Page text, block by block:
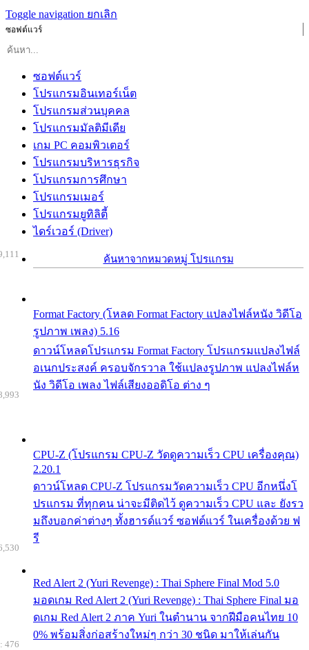
Toggle navigation ยกเลิก
ซอฟต์แวร์
ซอฟต์แวร์
โปรแกรมอินเทอร์เน็ต
โปรแกรมส่วนบุคคล
โปรแกรมมัลติมีเดีย
เกม PC คอมพิวเตอร์
โปรแกรมบริหารธุรกิจ
โปรแกรมการศึกษา
โปรแกรมเมอร์
โปรแกรมยูทิลิตี้
ไดร์เวอร์ (Driver)
ค้นหาจากหมวดหมู่ โปรแกรม
Format Factory (โหลด Format Factory แปลงไฟล์หนัง วิดีโอ
รูปภาพ เพลง) 5.16
ดาวน์โหลดโปรแกรม Format Factory โปรแกรมแปลงไฟล์
อเนกประสงค์ ครอบจักรวาล ใช้แปลงรูปภาพ แปลงไฟล์ห
นัง วิดีโอ เพลง ไฟล์เสียงออดิโอ ต่าง ๆ
CPU-Z (โปรแกรม CPU-Z วัดดูความเร็ว CPU เครื่องคุณ)
2.20.1
ดาวน์โหลด CPU-Z โปรแกรมวัดความเร็ว CPU อีกหนึ่งโ
ปรแกรม ที่ทุกคน น่าจะมีติดไว้ ดูความเร็ว CPU และ ยังรว
มถึงบอกค่าต่างๆ ทั้งฮารด์แวร์ ซอฟต์แวร์ ในเครื่องด้วย ฟ
รี
Red Alert 2 (Yuri Revenge) : Thai Sphere Final Mod 5.0
มอดเกม Red Alert 2 (Yuri Revenge) : Thai Sphere Final มอ
ดเกม Red Alert 2 ภาค Yuri ในตำนาน จากฝีมือคนไทย 10
0% พร้อมสิ่งก่อสร้างใหม่ๆ กว่า 30 ชนิด มาให้เล่นกัน
476